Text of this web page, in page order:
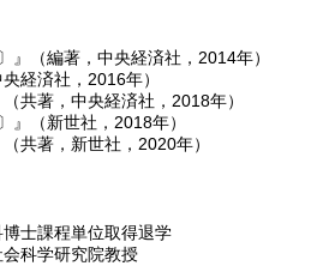
が必要な類型
表取締役
おける取締役
ける取締役会
』（編著，中央経済社，2014年）
経済社，2016年）
共著，中央経済社，2018年）
』（新世社，2018年）
共著，新世社，2020年）
士課程単位取得退学
科学研究院教授